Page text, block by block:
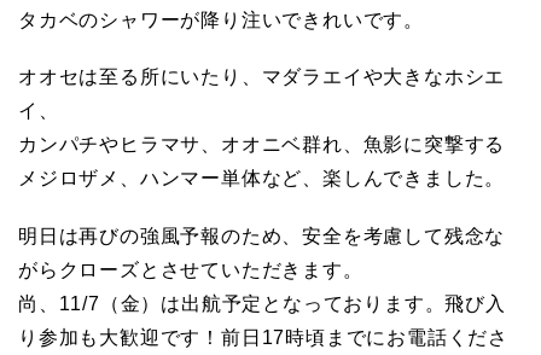
タカベのシャワーが降り注いできれいです。
オオセは至る所にいたり、マダラエイや大きなホシエ
イ、
カンパチやヒラマサ、オオニベ群れ、魚影に突撃する
メジロザメ、ハンマー単体など、楽しんできました。
明日は再びの強風予報のため、安全を考慮して残念な
がらクローズとさせていただきます。
尚、11/7（金）は出航予定となっております。飛び入
り参加も大歓迎です！前日17時頃までにお電話くださ